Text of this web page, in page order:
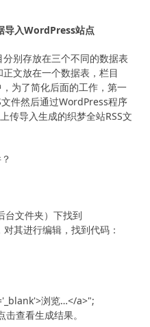
导入WordPress站点
别存放在三个不同的数据表
文放在一个数据表，栏目
为了简化后面的工作，第一
件然后通过WordPress程序
导入生成的织梦全站RSS文
文件夹）下找到
其进行编辑，找到代码：
浏览…</a>";
查看生成结果。